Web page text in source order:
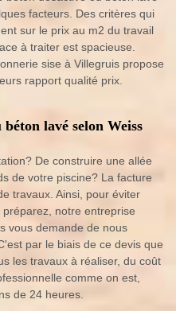
facteurs. Des critères qui
sur le prix au m2 du travail
à traiter est spacieuse.
sise à Villegruis propose
rapport qualité prix.
lavé selon Weiss
De construire une allée
de votre piscine? La facture
travaux. Ainsi, pour éviter
notre entreprise
vous demande de nous
par le biais de ce devis que
les travaux à réaliser, du coût
comme on est,
de 24 heures.